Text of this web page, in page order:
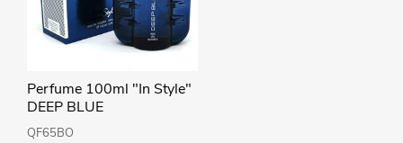
Perfume 100ml "In Style"
DEEP BLUE
QF65BO